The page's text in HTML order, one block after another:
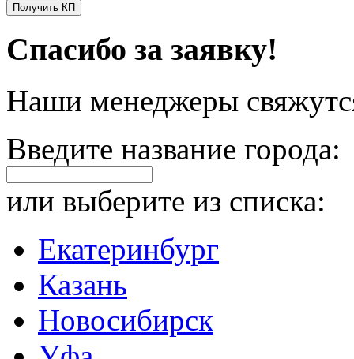
Получить КП
Спасибо за заявку!
Наши менеджеры
Введите название города:
или выберите из списка:
Екатеринбург
Казань
Новосибирск